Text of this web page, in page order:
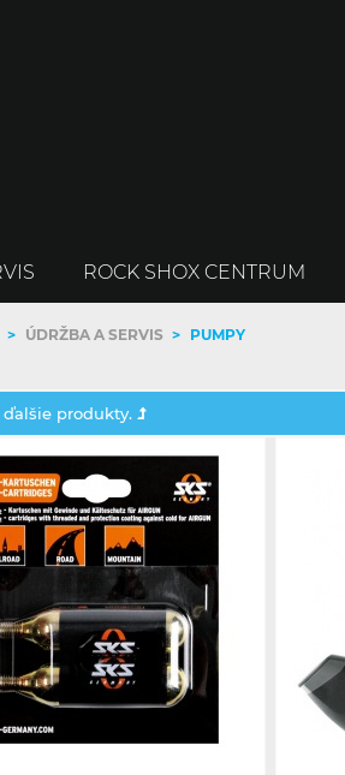
ROCK SHOX CENTRUM
> ÚDRŽBA A SERVIS > PUMPY
produkty.